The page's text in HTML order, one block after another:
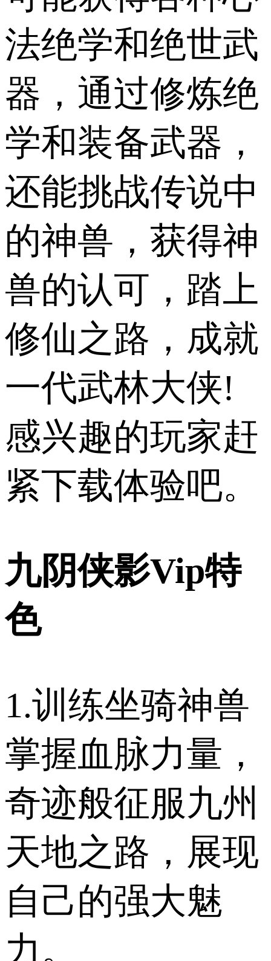
法绝学和绝世武
器，通过修炼绝
学和装备武器，
还能挑战传说中
的神兽，获得神
兽的认可，踏上
修仙之路，成就
一代武林大侠!
感兴趣的玩家赶
紧下载体验吧。
九阴侠影Vip特
色
1.训练坐骑神兽
掌握血脉力量，
奇迹般征服九州
天地之路，展现
自己的强大魅
力。